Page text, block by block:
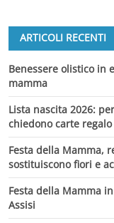
ARTICOLI RECENTI
Benessere olistico in
mamma
Lista nascita 2026:
chiedono carte
Festa della Mamma,
sostituiscono fiori e
Festa della Mamma
Assisi